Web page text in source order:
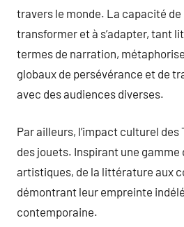
travers le monde. La capacité de
transformer et à s’adapter, tant
termes de narration,
globaux de persévérance et de
avec des audiences diverses.
Par ailleurs, l’impact culturel
des jouets. Inspirant une gamme
artistiques, de la littérature aux
démontrant leur empreinte
contemporaine.